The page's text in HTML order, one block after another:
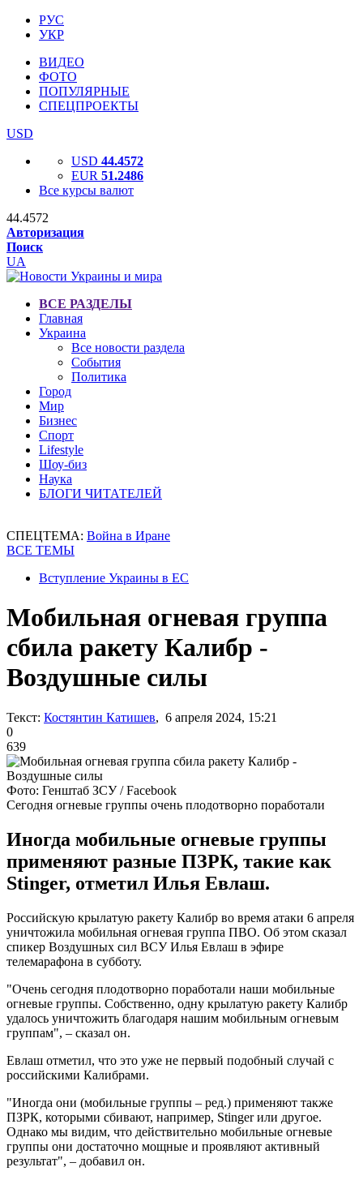
РУС
УКР
ВИДЕО
ФОТО
ПОПУЛЯРНЫЕ
СПЕЦПРОЕКТЫ
USD
USD 44.4572
EUR 51.2486
Все курсы валют
44.4572
Авторизация
Поиск
UA
ВСЕ РАЗДЕЛЫ
Главная
Украина
Все новости раздела
События
Политика
Город
Мир
Бизнес
Спорт
Lifestyle
Шоу-биз
Наука
БЛОГИ ЧИТАТЕЛЕЙ
СПЕЦТЕМА: Война в Иране
ВСЕ ТЕМЫ
Вступление Украины в ЕС
Мобильная огневая группа
сбила ракету Калибр -
Воздушные силы
Текст: Костянтин Катишев, 6 апреля 2024, 15:21
0
639
Фото: Генштаб ЗСУ / Facebook
Сегодня огневые группы очень плодотворно поработали
Иногда мобильные огневые группы
применяют разные ПЗРК, такие как
Stinger, отметил Илья Евлаш.
Российскую крылатую ракету Калибр во время атаки 6 апреля
уничтожила мобильная огневая группа ПВО. Об этом сказал
спикер Воздушных сил ВСУ Илья Евлаш в эфире
телемарафона в субботу.
"Очень сегодня плодотворно поработали наши мобильные
огневые группы. Собственно, одну крылатую ракету Калибр
удалось уничтожить благодаря нашим мобильным огневым
группам", – сказал он.
Евлаш отметил, что это уже не первый подобный случай с
российскими Калибрами.
"Иногда они (мобильные группы – ред.) применяют также
ПЗРК, которыми сбивают, например, Stinger или другое.
Однако мы видим, что действительно мобильные огневые
группы они достаточно мощные и проявляют активный
результат", – добавил он.